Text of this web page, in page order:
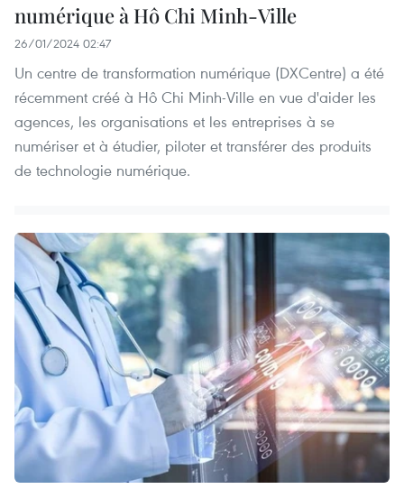
numérique à Hô Chi Minh-Ville
26/01/2024 02:47
Un centre de transformation numérique (DXCentre) a été
récemment créé à Hô Chi Minh-Ville en vue d'aider les
agences, les organisations et les entreprises à se
numériser et à étudier, piloter et transférer des produits
de technologie numérique.